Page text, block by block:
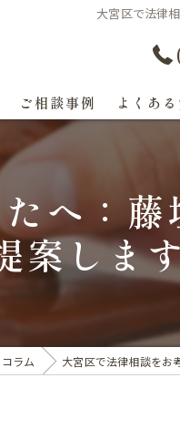
大宮区で法律
ご相談事例 よくあ
へ：
案しま
コラム 大宮区で法律相談をお